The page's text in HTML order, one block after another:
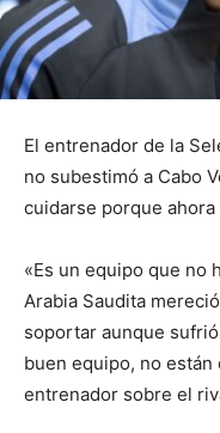
El entrenador de la
no subestimó a Cabo
cuidarse porque ahora
«Es un equipo que no
Arabia Saudita
soportar aunque
buen equipo, no están
entrenador sobre el